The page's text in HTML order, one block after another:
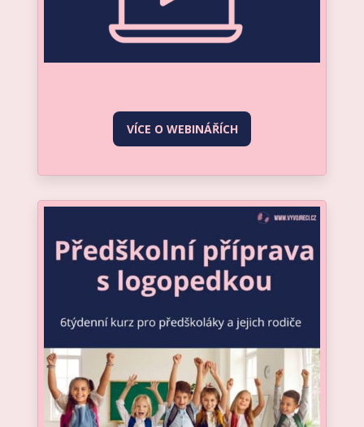
VÍCE O WEBINÁŘÍCH